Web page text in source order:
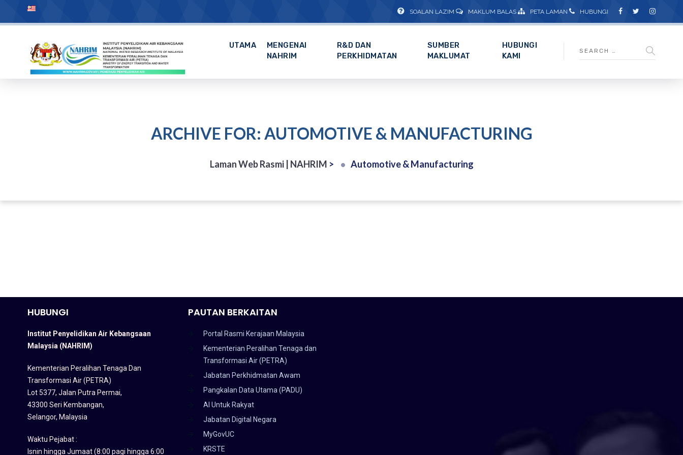
SOALAN LAZIM MAKLUM BALAS PETA LAMAN HUBUNGI
UTAMA
MENGENAI
NAHRIM
R&D DAN
PERKHIDMATAN
SUMBER
MAKLUMAT
HUBUNGI
KAMI
ARCHIVE FOR: AUTOMOTIVE & MANUFACTURING
Laman Web Rasmi | NAHRIM > Automotive & Manufacturing
HUBUNGI
Institut Penyelidikan Air Kebangsaan
Malaysia (NAHRIM)
Kementerian Peralihan Tenaga Dan
Transformasi Air (PETRA)
Lot 5377, Jalan Putra Permai,
43300 Seri Kembangan,
Selangor, Malaysia
Waktu Pejabat :
Isnin hingga Jumaat (8:00 pagi hingga 6:00
PAUTAN BERKAITAN
Portal Rasmi Kerajaan Malaysia
Kementerian Peralihan Tenaga dan
Transformasi Air (PETRA)
Jabatan Perkhidmatan Awam
Pangkalan Data Utama (PADU)
AI Untuk Rakyat
Jabatan Digital Negara
MyGovUC
KRSTE